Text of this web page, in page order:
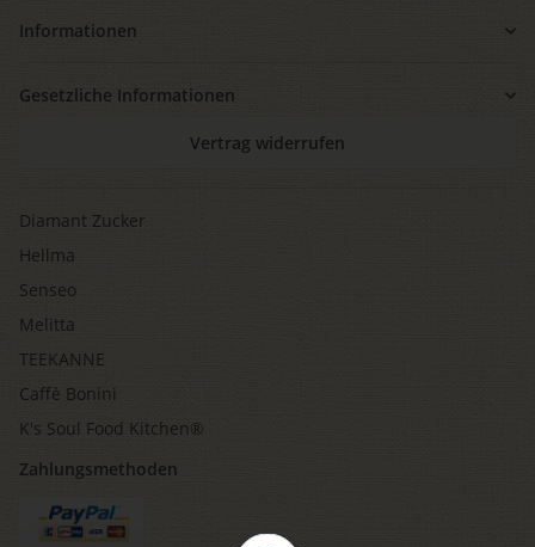
Informationen
Gesetzliche Informationen
Vertrag widerrufen
Diamant Zucker
Hellma
Senseo
Melitta
TEEKANNE
Caffè Bonini
K's Soul Food Kitchen®
Zahlungsmethoden